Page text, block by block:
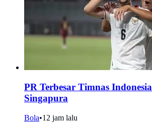
PR Terbesar Timnas
Singapura
Bola•12 jam lalu